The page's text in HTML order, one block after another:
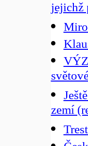
jejichž
zemí